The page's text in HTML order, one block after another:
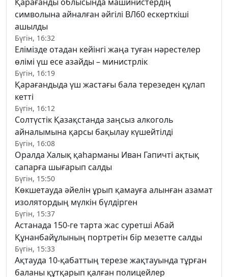
символына айналған әйгілі ВЛ60 ескерткіші
ашылды
Бүгін, 16:32
Елімізде отадан кейінгі жаңа туған нәрестелер
өлімі үш есе азайды – министрлік
Бүгін, 16:19
Қарағандыда үш жастағы бала терезеден құлап
кетті
Бүгін, 16:12
Солтүстік Қазақстанда заңсыз алкоголь
айналымына қарсы бақылау күшейтілді
Бүгін, 16:08
Оралда Халық қаһарманы Иван Гапичті ақтық
сапарға шығарып салды
Бүгін, 15:50
Көкшетауда әйелін ұрып қамауға алынған азамат
изолятордың мүлкін бүлдірген
Бүгін, 15:37
Астанада 150-ге тарта жас суретші Абай
Құнанбайұлының портретін бір мезетте салды
Бүгін, 15:33
Ақтауда 10-қабаттың терезе жақтауында тұрған
баланы құтқарып қалған полицейлер